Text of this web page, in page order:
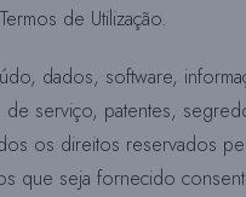
de Utilização.
dados, software,
de serviço, patentes,
os direitos reservados
que seja fornecido